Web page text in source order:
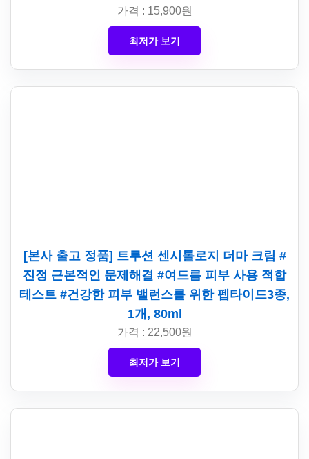
가격 : 15,900원
최저가 보기
[본사 출고 정품] 트루션 센시톨로지 더마 크림 #
진정 근본적인 문제해결 #여드름 피부 사용 적합
테스트 #건강한 피부 밸런스를 위한 펩타이드3종,
1개, 80ml
가격 : 22,500원
최저가 보기